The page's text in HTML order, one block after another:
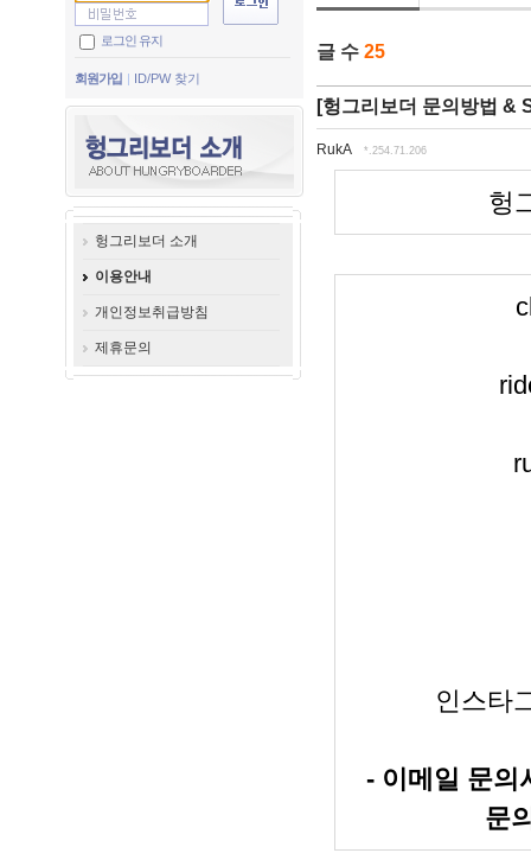
로그인 유지
회원가입 ID/PW 찾기
헝그리보더 소개
이용안내
개인정보취급방침
제휴문의
글 수 25
[헝그리보더 문의방법 &
RukA *.254.71.206
헝
인스타
- 이메일 문의
문